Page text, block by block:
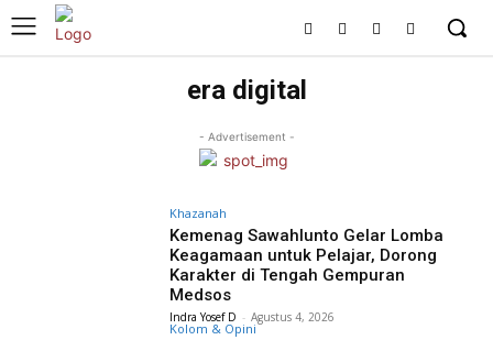
era digital
- Advertisement -
Khazanah
Kemenag Sawahlunto Gelar Lomba
Keagamaan untuk Pelajar, Dorong
Karakter di Tengah Gempuran
Medsos
Indra Yosef D - Agustus 4, 2026
Kolom & Opini